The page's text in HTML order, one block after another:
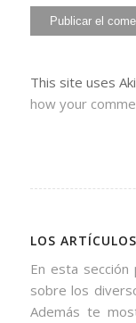
This site uses
how your
LOS
En esta
sobre los
Además te